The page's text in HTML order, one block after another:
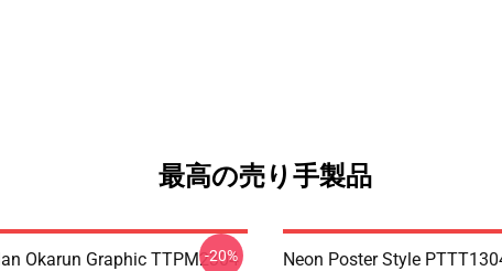
最高の売り手製品
Okarun Graphic TTPM2304
-20%
Neon Poster Style